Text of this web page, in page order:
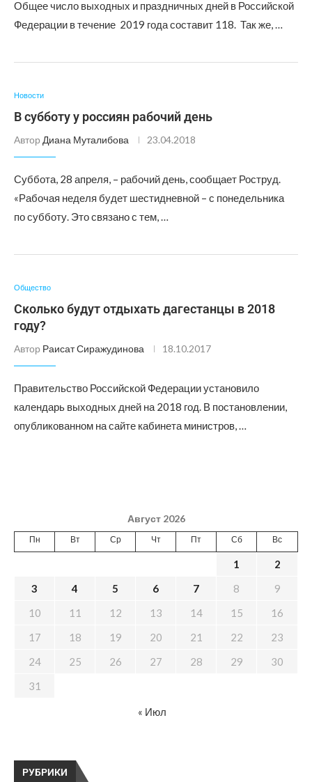
Общее число выходных и праздничных дней в Российской
Федерации в течение 2019 года составит 118. Так же, …
Новости
В субботу у россиян рабочий день
Автор Диана Муталибова 23.04.2018
Суббота, 28 апреля, – рабочий день, сообщает Роструд.
«Рабочая неделя будет шестидневной – с понедельника
по субботу. Это связано с тем, …
Общество
Сколько будут отдыхать дагестанцы в 2018
году?
Автор Раисат Сиражудинова 18.10.2017
Правительство Российской Федерации установило
календарь выходных дней на 2018 год. В постановлении,
опубликованном на сайте кабинета министров, …
РУБРИКИ
Август 2026
Пн Вт Ср Чт Пт Сб Вс
1
2
3
4 5 6 7 8
9
10
11 12 13 14 15
16
17
18 19 20 21 22
23
24
25 26 27 28 29
30
31
« Июл